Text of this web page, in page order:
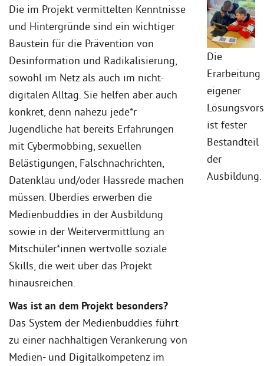
Die im Projekt vermittelten Kenntnisse
und Hintergründe sind ein wichtiger
Baustein für die Prävention von
Desinformation und Radikalisierung,
sowohl im Netz als auch im nicht-
digitalen Alltag. Sie helfen aber auch
konkret, denn nahezu jede*r
Jugendliche hat bereits Erfahrungen
mit Cybermobbing, sexuellen
Belästigungen, Falschnachrichten,
Datenklau und/oder Hassrede machen
müssen. Überdies erwerben die
Medienbuddies in der Ausbildung
sowie in der Weitervermittlung an
Mitschüler*innen wertvolle soziale
Skills, die weit über das Projekt
hinausreichen.
Was ist an dem Projekt besonders?
Das System der Medienbuddies führt
zu einer nachhaltigen Verankerung von
Medien- und Digitalkompetenz im
Die
Erarbeitung
eigener
ist fester
Bestandteil
der
Ausbildung.